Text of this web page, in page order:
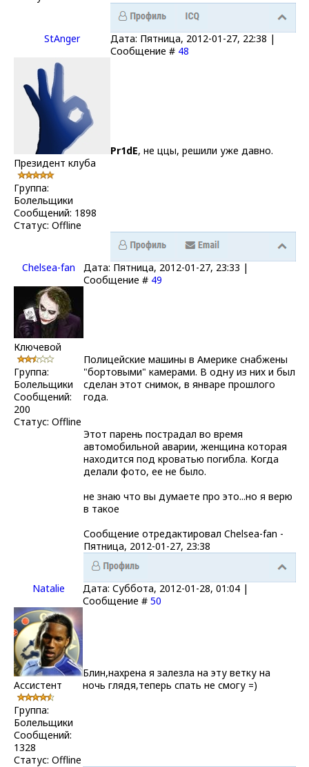
StAnger
Дата: Пятница, 2012-01-27, 22:38 |
Сообщение # 48
Президент клуба
Группа:
Болельщики
Сообщений: 1898
Статус: Offline
Pr1dE, не ццы, решили уже давно.
Chelsea-fаn
Дата: Пятница, 2012-01-27, 23:33 |
Сообщение # 49
Ключевой
Группа:
Болельщики
Сообщений:
200
Статус: Offline
Полицейские машины в Америке снабжены
"бортовыми" камерами. В одну из них и был
сделан этот снимок, в январе прошлого
года.
Этот парень пострадал во время
автомобильной аварии, женщина которая
находится под кроватью погибла. Когда
делали фото, ее не было.
не знаю что вы думаете про это...но я верю
в такое
Сообщение отредактировал Chelsea-fаn -
Пятница, 2012-01-27, 23:38
Natalie
Дата: Суббота, 2012-01-28, 01:04 |
Сообщение # 50
Ассистент
Группа:
Болельщики
Сообщений:
1328
Статус: Offline
Блин,нахрена я залезла на эту ветку на
ночь глядя,теперь спать не смогу =)